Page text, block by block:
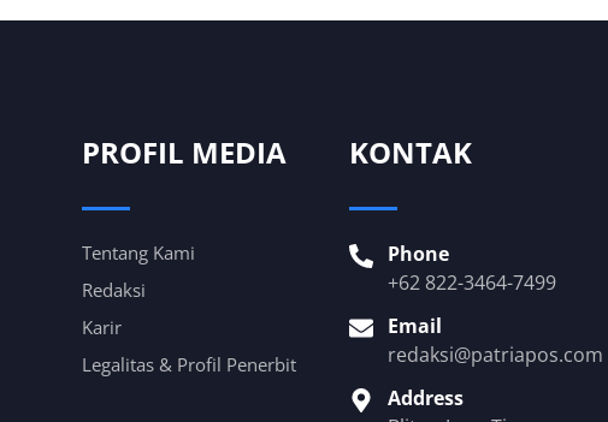
PROFIL MEDIA
Tentang Kami
Redaksi
Karir
Legalitas & Profil Penerbit
KONTAK
Phone
+62 822-3464-7499
Email
redaksi@patriapos.com
Address